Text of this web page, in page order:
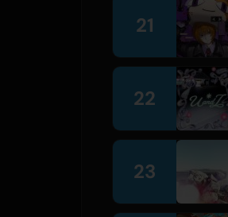
21
22
23